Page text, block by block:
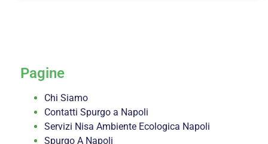
Pagine
Chi Siamo
Contatti Spurgo a Napoli
Servizi Nisa Ambiente Ecologica Napoli
Spurgo A Napoli